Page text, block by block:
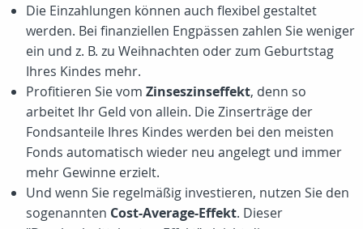
Die Einzahlungen können auch flexibel gestaltet
werden. Bei finanziellen Engpässen zahlen Sie weniger
ein und z. B. zu Weihnachten oder zum Geburtstag
Ihres Kindes mehr.
Profitieren Sie vom Zinseszinseffekt, denn so
arbeitet Ihr Geld von allein. Die Zinserträge der
Fondsanteile Ihres Kindes werden bei den meisten
Fonds automatisch wieder neu angelegt und immer
mehr Gewinne erzielt.
Und wenn Sie regelmäßig investieren, nutzen Sie den
sogenannten Cost-Average-Effekt. Dieser